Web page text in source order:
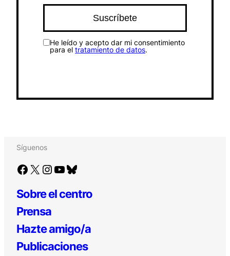
He leído y acepto dar mi consentimiento
para el tratamiento de datos.
Síguenos
Facebook X Instagram YouTube Bluesky
Sobre el centro
Prensa
Hazte amigo/a
Publicaciones